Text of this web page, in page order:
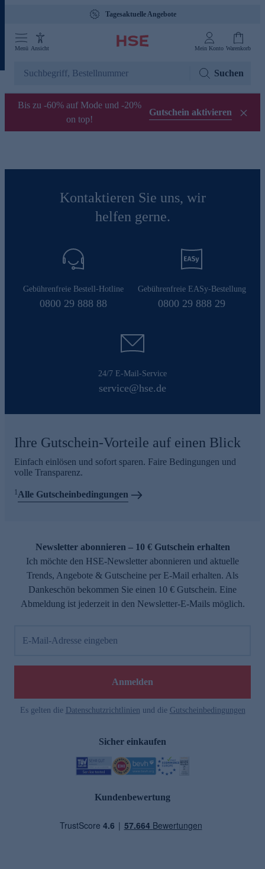
Tagesaktuelle Angebote
Menü Ansicht Mein Konto Warenkorb
Suchen
Bis zu -60% auf Mode und -20%
on top!
Gutschein aktivieren
Kontaktieren Sie uns, wir
helfen gerne.
Gebührenfreie Bestell-Hotline
0800 29 888 88
Gebührenfreie EASy-Bestellung
0800 29 888 29
24/7 E-Mail-Service
service@hse.de
Ihre Gutschein-Vorteile auf einen Blick
Einfach einlösen und sofort sparen. Faire Bedingungen und
volle Transparenz.
1Alle Gutscheinbedingungen
Newsletter abonnieren – 10 € Gutschein erhalten
Ich möchte den HSE-Newsletter abonnieren und aktuelle
Trends, Angebote & Gutscheine per E-Mail erhalten. Als
Dankeschön bekommen Sie einen 10 € Gutschein. Eine
Abmeldung ist jederzeit in den Newsletter-E-Mails möglich.
E-Mail-Adresse eingeben
Anmelden
Es gelten die Datenschutzrichtlinien und die Gutscheinbedingungen
Sicher einkaufen
Kundenbewertung